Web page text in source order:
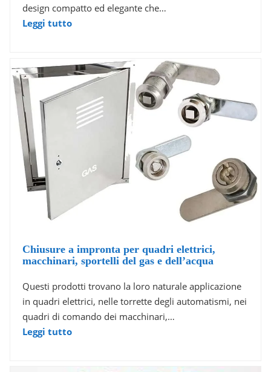
design compatto ed elegante che…
Leggi tutto
Chiusure a impronta per quadri elettrici,
macchinari, sportelli del gas e dell’acqua
Questi prodotti trovano la loro naturale applicazione
in quadri elettrici, nelle torrette degli automatismi, nei
quadri di comando dei macchinari,…
Leggi tutto